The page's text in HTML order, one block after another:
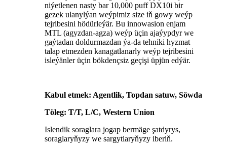
niýetlenen nasty bar 10,000 puff DX10i bir
gezek ulanylýan weýpimiz size iň gowy weýp
tejribesini hödürleýär. Bu innowasion enjam
MTL (agyzdan-agza) weýp üçin ajaýypdyr we
gaýtadan doldurmazdan ýa-da tehniki hyzmat
talap etmezden kanagatlanarly weýp tejribesini
isleýänler üçin bökdençsiz geçişi üpjün edýär.
Kabul etmek: Agentlik, Topdan satuw, Söwda
Töleg: T/T, L/C, Western Union
Islendik soraglara jogap bermäge şatdyrys,
soraglaryňyzy we sargytlaryňyzy iberiň.